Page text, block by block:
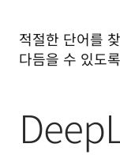
적절한 단어를
다듬을 수 있도